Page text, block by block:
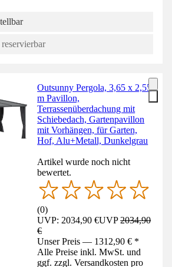
Outsunny Pergola, 3,65 x 2,55
m Pavillon,
Terrassenüberdachung mit
Schiebedach, Gartenpavillon
mit Vorhängen, für Garten,
Hof, Alu+Metall, Dunkelgrau
Artikel wurde noch nicht
bewertet.
(0)
UVP: 2034,90 €UVP2034,90
€
Unser Preis — 1312,90 € *
Alle Preise inkl. MwSt. und
ggf. zzgl. Versandkosten pro